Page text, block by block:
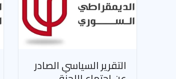
التقرير السياسي الصادر